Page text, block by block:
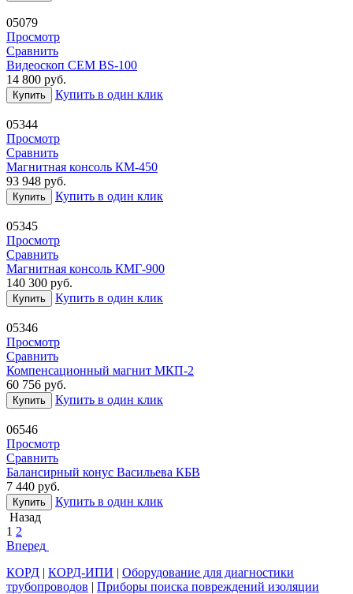
05079
Просмотр
Сравнить
Видеоскоп CEM BS-100
14 800 руб.
Купить Купить в один клик
05344
Просмотр
Сравнить
Магнитная консоль КМ-450
93 948 руб.
Купить Купить в один клик
05345
Просмотр
Сравнить
Магнитная консоль КМГ-900
140 300 руб.
Купить Купить в один клик
05346
Просмотр
Сравнить
Компенсационный магнит МКП-2
60 756 руб.
Купить Купить в один клик
06546
Просмотр
Сравнить
Балансирный конус Васильева КБВ
7 440 руб.
Купить
Купить в один клик
Назад
1 2
Вперед
КОРД | КОРД-ИПИ | Оборудование для диагностики
трубопроводов | Приборы поиска повреждений изоляции